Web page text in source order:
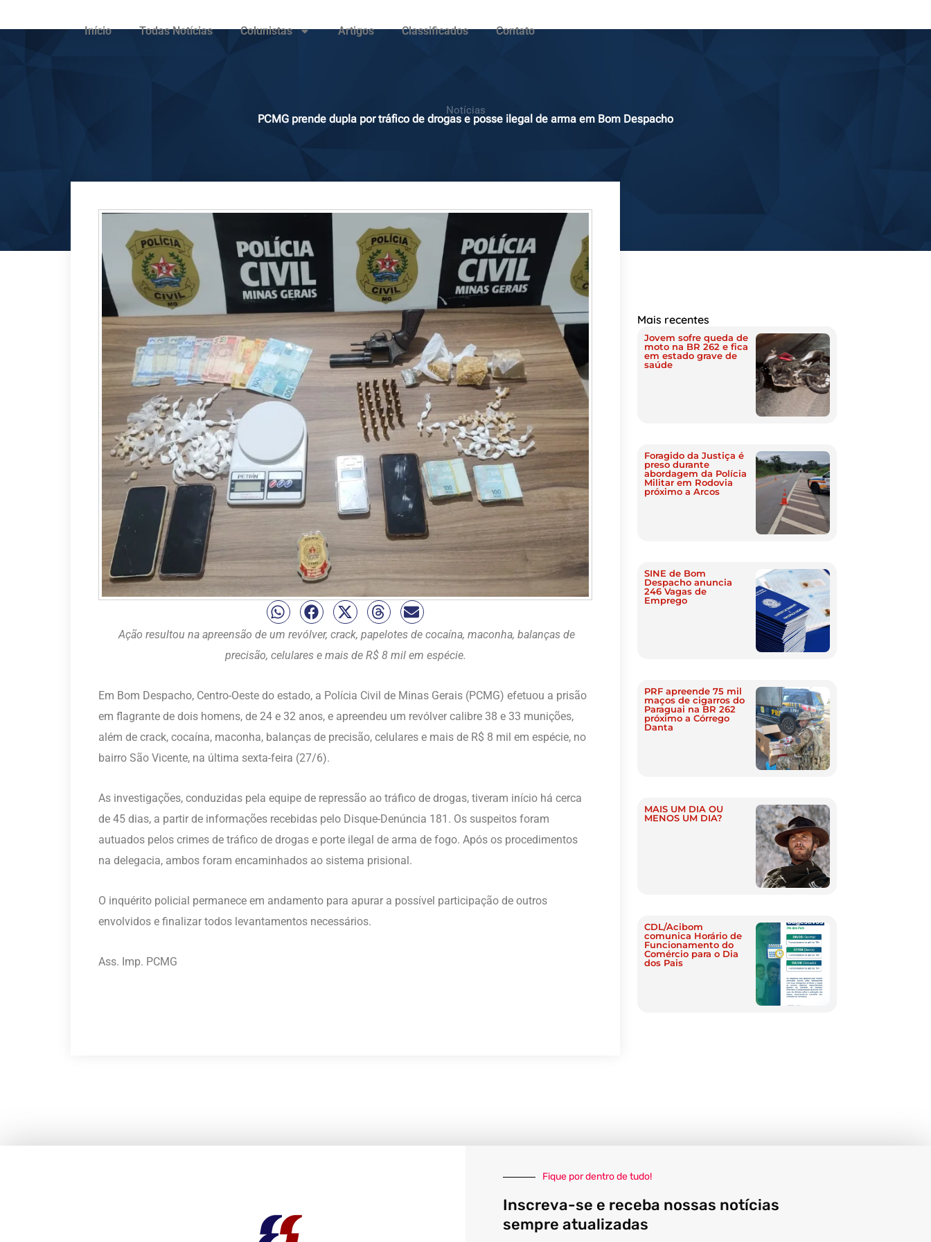
Início Todas Notícias Colunistas Artigos Classificados Contato
Notícias
PCMG prende dupla por tráfico de drogas e posse ilegal de arma em Bom Despacho
Ação resultou na apreensão de um revólver, crack, papelotes de cocaína, maconha, balanças de
precisão, celulares e mais de R$ 8 mil em espécie.
Em Bom Despacho, Centro-Oeste do estado, a Polícia Civil de Minas Gerais (PCMG) efetuou a prisão
em flagrante de dois homens, de 24 e 32 anos, e apreendeu um revólver calibre 38 e 33 munições,
além de crack, cocaína, maconha, balanças de precisão, celulares e mais de R$ 8 mil em espécie, no
bairro São Vicente, na última sexta-feira (27/6).
As investigações, conduzidas pela equipe de repressão ao tráfico de drogas, tiveram início há cerca
de 45 dias, a partir de informações recebidas pelo Disque-Denúncia 181. Os suspeitos foram
autuados pelos crimes de tráfico de drogas e porte ilegal de arma de fogo. Após os procedimentos
na delegacia, ambos foram encaminhados ao sistema prisional.
O inquérito policial permanece em andamento para apurar a possível participação de outros
envolvidos e finalizar todos levantamentos necessários.
Ass. Imp. PCMG
Mais recentes
Jovem sofre queda de
moto na BR 262 e fica
em estado grave de
saúde
Foragido da Justiça é
preso durante
abordagem da Polícia
Militar em Rodovia
próximo a Arcos
SINE de Bom
Despacho anuncia
246 Vagas de
Emprego
PRF apreende 75 mil
maços de cigarros do
Paraguai na BR 262
próximo a Córrego
Danta
MAIS UM DIA OU
MENOS UM DIA?
CDL/Acibom
comunica Horário de
Funcionamento do
Comércio para o Dia
dos Pais
Fique por dentro de tudo!
Inscreva-se e receba nossas notícias
sempre atualizadas